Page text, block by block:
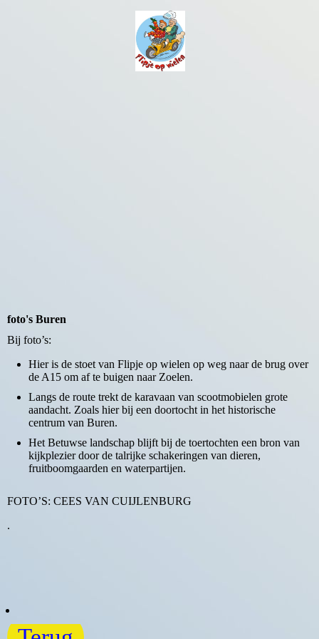
foto's Buren
Bij foto’s:
Hier is de stoet van Flipje op wielen op weg naar de brug over
de A15 om af te buigen naar Zoelen.
Langs de route trekt de karavaan van scootmobielen grote
aandacht. Zoals hier bij een doortocht in het historische
centrum van Buren.
Het Betuwse landschap blijft bij de toertochten een bron van
kijkplezier door de talrijke schakeringen van dieren,
fruitboomgaarden en waterpartijen.
FOTO’S: CEES VAN CUIJLENBURG
.